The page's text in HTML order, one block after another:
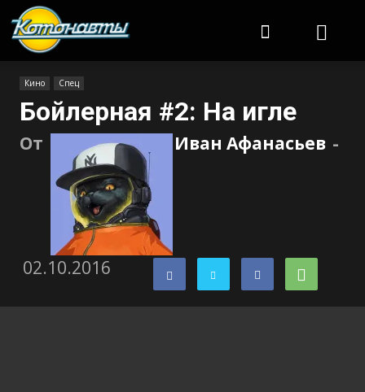
Кино Спец
Бойлерная #2: На игле
От Иван Афанасьев -
02.10.2016